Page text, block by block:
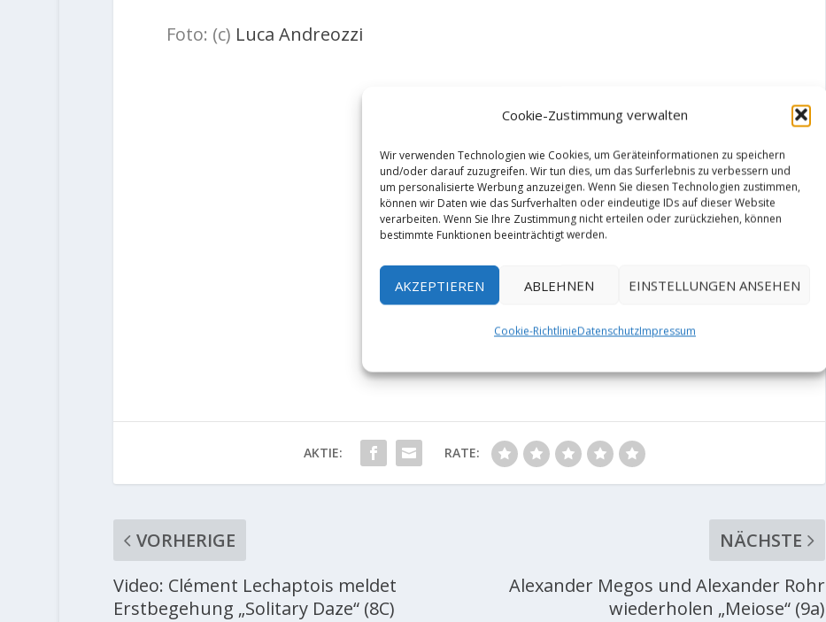
Cookie-Zustimmung verwalten
Wir verwenden Technologien wie Cookies, um Geräteinformationen zu speichern
und/oder darauf zuzugreifen. Wir tun dies, um das Surferlebnis zu verbessern und
um personalisierte Werbung anzuzeigen. Wenn Sie diesen Technologien zustimmen,
können wir Daten wie das Surfverhalten oder eindeutige IDs auf dieser Website
verarbeiten. Wenn Sie Ihre Zustimmung nicht erteilen oder zurückziehen, können
bestimmte Funktionen beeinträchtigt werden.
AKZEPTIEREN ABLEHNEN EINSTELLUNGEN ANSEHEN
Cookie-RichtlinieDatenschutzImpressum
Foto: (c) Luca Andreozzi
AKTIE: RATE:
VORHERIGE
Video: Clément Lechaptois meldet
Erstbegehung „Solitary Daze“ (8C)
NÄCHSTE
Alexander Megos und Alexander Rohr
wiederholen „Meiose“ (9a)